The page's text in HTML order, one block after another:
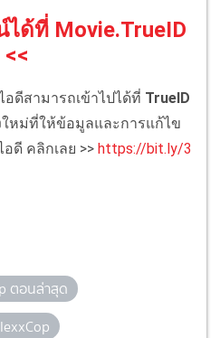
ด้ที่ Movie.TrueID
<<
ดีสามารถเข้าไปได้ที่ TrueID
ใหม่ที่ให้ข้อมูลและการแก้ไข
ดี คลิกเลย >> https://bit.ly/3
ตอนล่าสุด